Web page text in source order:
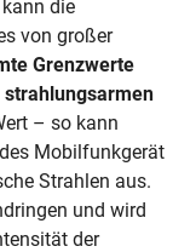
die
von großer
Grenzwerte
– so kann
Mobilfunkgerät
Strahlen aus.
und wird
der